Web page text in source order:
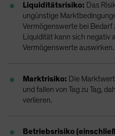
Liquiditätsrisiko: Das
ungünstige
Vermögenswerte bei Bedarf
Liquidität kann sich negativ
Vermögenswerte auswirken.
Marktrisiko: Die
und fallen von Tag zu Tag,
verlieren.
Betriebsrisiko